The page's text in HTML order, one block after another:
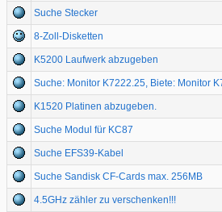
Suche Stecker
8-Zoll-Disketten
K5200 Laufwerk abzugeben
Suche: Monitor K7222.25, Biete: Monitor
K1520 Platinen abzugeben.
Suche Modul für KC87
Suche EFS39-Kabel
Suche Sandisk CF-Cards max. 256MB
4.5GHz zähler zu verschenken!!!